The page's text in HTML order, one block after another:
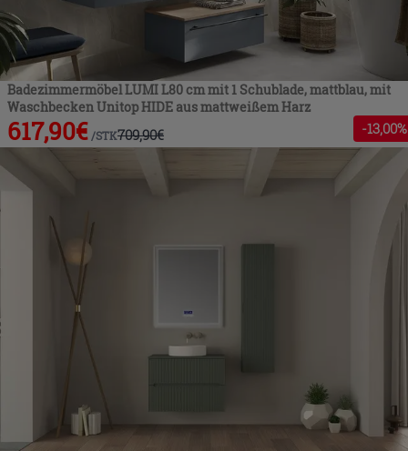
Badezimmermöbel LUMI L80 cm mit 1 Schublade, mattblau, mit
Waschbecken Unitop HIDE aus mattweißem Harz
617,90€ /STK709,90€ -13,00%